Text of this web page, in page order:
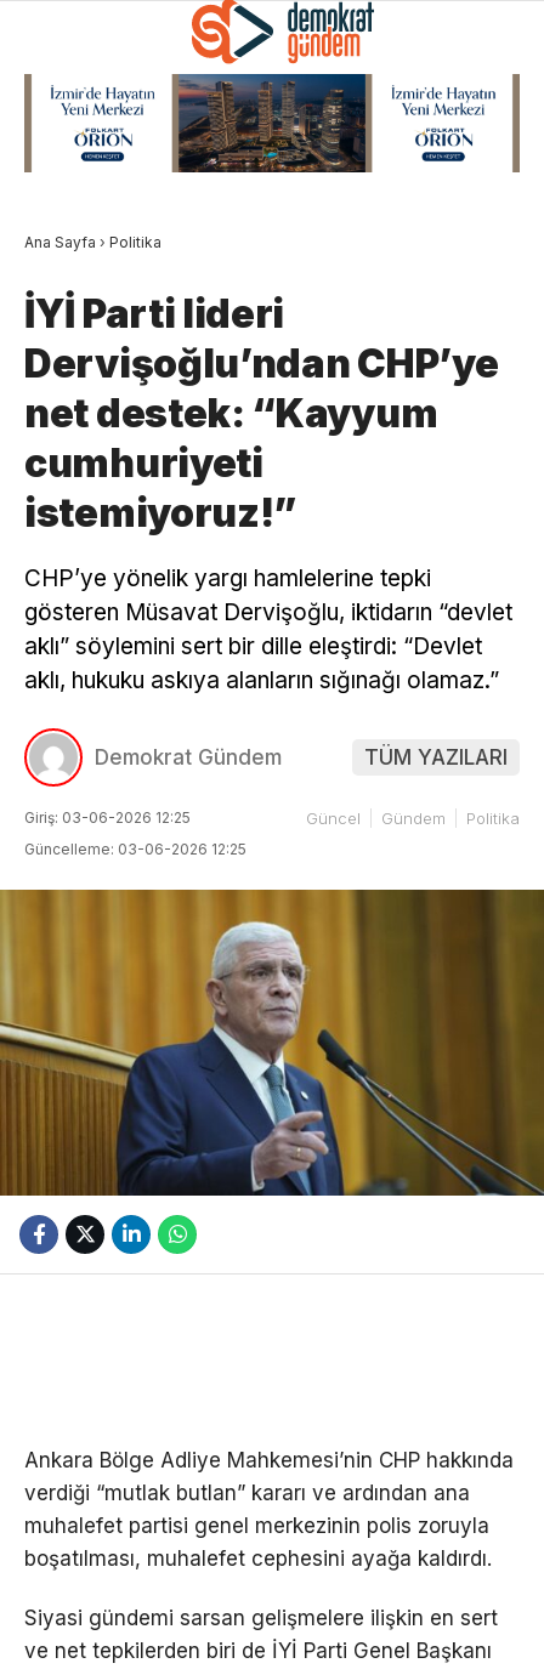
Ana Sayfa › Politika
İYİ Parti lideri
Dervişoğlu’ndan CHP’ye
net destek: “Kayyum
cumhuriyeti
istemiyoruz!”
CHP’ye yönelik yargı hamlelerine tepki
gösteren Müsavat Dervişoğlu, iktidarın “devlet
aklı” söylemini sert bir dille eleştirdi: “Devlet
aklı, hukuku askıya alanların sığınağı olamaz.”
Demokrat Gündem TÜM YAZILARI
Giriş: 03-06-2026 12:25
Güncelleme: 03-06-2026 12:25
Güncel Gündem Politika
Ankara Bölge Adliye Mahkemesi’nin CHP hakkında
verdiği “mutlak butlan” kararı ve ardından ana
muhalefet partisi genel merkezinin polis zoruyla
boşatılması, muhalefet cephesini ayağa kaldırdı.
Siyasi gündemi sarsan gelişmelere ilişkin en sert
ve net tepkilerden biri de İYİ Parti Genel Başkanı